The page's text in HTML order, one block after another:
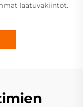
laatuvakiintot.